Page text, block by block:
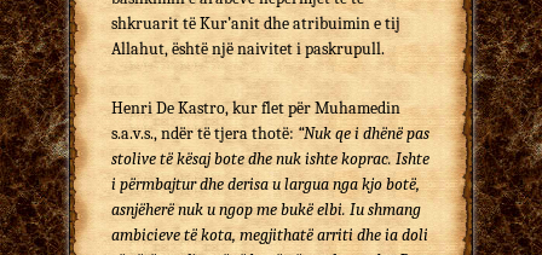
shkruarit të Kur’anit dhe atribuimin e tij
Allahut, është një naivitet i paskrupull.
Henri De Kastro, kur flet për Muhamedin
s.a.v.s., ndër të tjera thotë: “Nuk qe i dhënë pas
stolive të kësaj bote dhe nuk ishte koprac. Ishte
i përmbajtur dhe derisa u largua nga kjo botë,
asnjëherë nuk u ngop me bukë elbi. Iu shmang
ambicieve të kota, megjithatë arriti dhe ia doli